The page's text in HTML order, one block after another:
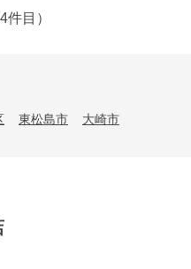
件目）
東松島市 大崎市